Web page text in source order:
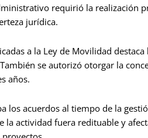
requirió la realización
jurídica.
a la Ley de Movilidad
se autorizó otorgar la
años.
los acuerdos al tiempo de la
la actividad fuera redituable y